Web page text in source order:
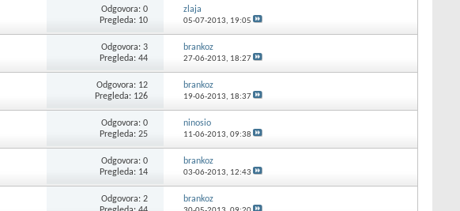
Odgovora: 0
Pregleda: 10
zlaja
05-07-2013, 19:05
Odgovora: 3
Pregleda: 44
brankoz
27-06-2013, 18:27
Odgovora: 12
Pregleda: 126
brankoz
19-06-2013, 18:37
Odgovora: 0
Pregleda: 25
ninosio
11-06-2013, 09:38
Odgovora: 0
Pregleda: 14
brankoz
03-06-2013, 12:43
Odgovora: 2
brankoz